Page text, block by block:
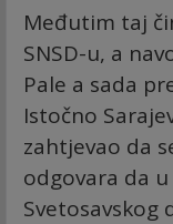
Međutim taj
SNSD-u, a
Pale a sada
Istočno
zahtjevao da
odgovara da u
Svetosavskog